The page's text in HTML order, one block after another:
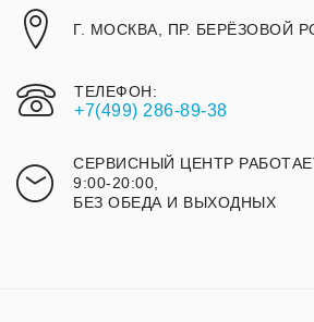
Г. МОСКВА, ПР. БЕРЁЗОВОЙ
ТЕЛЕФОН:
+7(499) 286-89-38
СЕРВИСНЫЙ ЦЕНТР
9:00-20:00,
БЕЗ ОБЕДА И ВЫХОДНЫХ